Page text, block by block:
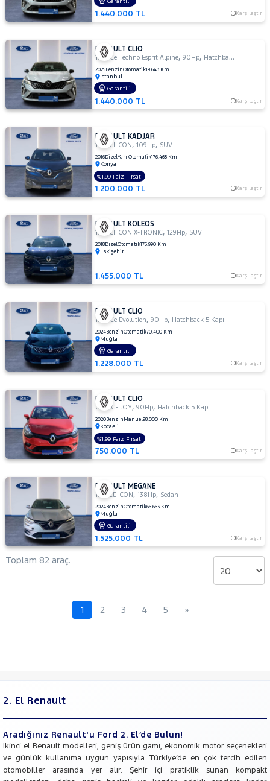
1.440.000 TL Karşılaştır
RENAULT CLIO
1.0 TCe Techno Esprit Alpine,90Hp, Hatchback 5 Kapı
2025BenzinOtomatik19.643 Km
İstanbul
1.440.000 TL Karşılaştır
Garantili
RENAULT KADJAR
1.5 DCI ICON ,109Hp, SUV
2016DizelYarı Otomatik176.468 Km
Konya
1.200.000 TL Karşılaştır
%1,99 Faiz Fırsatı
RENAULT KOLEOS
1.6 DCI ICON X-TRONIC,129Hp, SUV
2018DizelOtomatik175.990 Km
Eskişehir
1.455.000 TL Karşılaştır
RENAULT CLIO
1.0 TCe Evolution,90Hp, Hatchback 5 Kapı
2024BenzinOtomatik70.400 Km
Muğla
1.228.000 TL Karşılaştır
Garantili
RENAULT CLIO
0.9 TCE JOY,90Hp, Hatchback 5 Kapı
2020Benzin Manuel98.000 Km
Kocaeli
750.000 TL Karşılaştır
%1,99 Faiz Fırsatı
RENAULT MEGANE
1.3 TCE ICON ,138Hp, Sedan
2024BenzinOtomatik66.663 Km
Muğla
1.525.000 TL Karşılaştır
Garantili
Toplam 82 araç.
1 2 3 4 5 »
2. El Renault
Aradığınız Renault'u Ford 2. El’de Bulun!
İkinci el Renault modelleri, geniş ürün gamı, ekonomik motor seçenekleri
ve günlük kullanıma uygun yapısıyla Türkiye’de en çok tercih edilen
otomobiller arasında yer alır. Şehir içi pratiklik sunan kompakt